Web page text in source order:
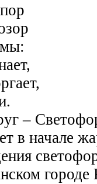
–
в начале
городе